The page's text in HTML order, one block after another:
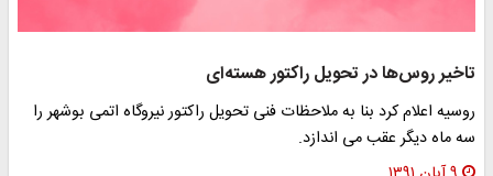
تاخیر روس‌ها در تحویل راکتور هسته‌ای
روسیه اعلام کرد بنا به ملاحظات فنی تحویل راکتور نیروگاه اتمی بوشهر را
سه ماه دیگر عقب می اندازد.